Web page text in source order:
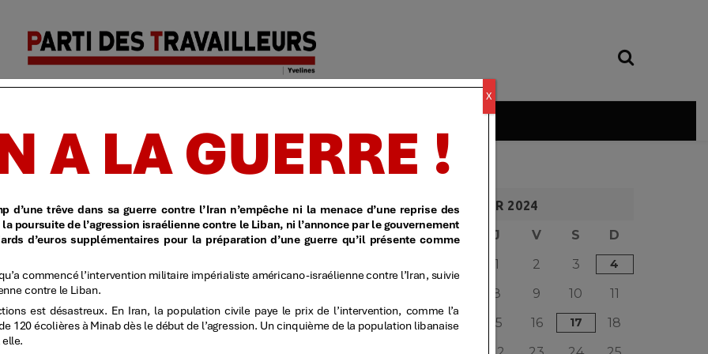
Parti des
travailleurs
| Yvelines
FÉVRIER 2024
L M M J V S
D
1
2 3 4
8 9 10 11
12 13 14 15 16 17
18
X